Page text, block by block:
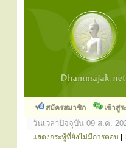
สมัครสมาชิก เข้าสู่
วันเวลาปัจจุบัน 09 ส.ค.
แสดงกระทู้ที่ยังไม่มีการตอบ